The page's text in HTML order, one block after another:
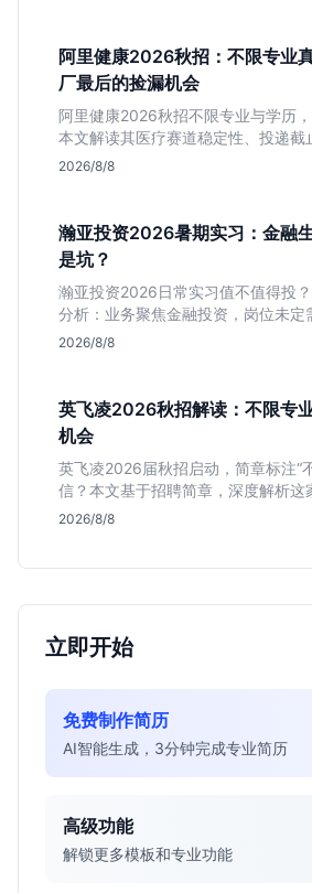
阿里健康2026秋招：不限专业
厂最后的捡漏机会
阿里健康2026秋招不限专业与学历，
本文解读其医疗赛道稳定性、投递截
岗位面试节奏，帮应届生判断是否值
2026/8/8
瀚亚投资2026暑期实习：金融
是坑？
瀚亚投资2026日常实习值不值得投
分析：业务聚焦金融投资，岗位未定
不明确。适合急需上海高含金量实习
2026/8/8
英飞凌2026秋招解读：不限专
机会
英飞凌2026届秋招启动，简章标注“
信？本文基于招聘简章，深度解析这
行业地位、校招真实门槛及投递策略
2026/8/8
立即开始
免费制作简历
AI智能生成，3分钟完成专业简历
高级功能
解锁更多模板和专业功能